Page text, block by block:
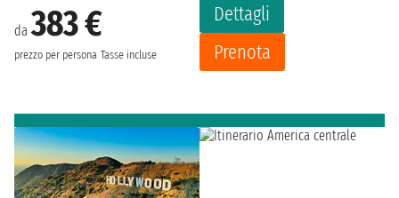
da383 €
prezzo per persona Tasse incluse
Dettagli
Prenota